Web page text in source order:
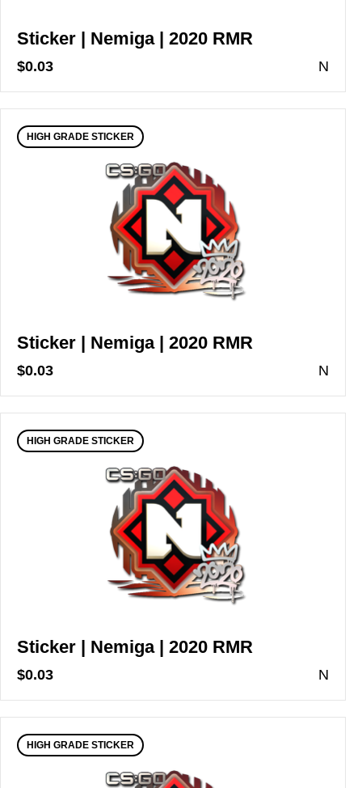
Sticker | Nemiga | 2020 RMR
$0.03 N
HIGH GRADE STICKER
Sticker | Nemiga | 2020 RMR
$0.03 N
HIGH GRADE STICKER
Sticker | Nemiga | 2020 RMR
$0.03 N
HIGH GRADE STICKER